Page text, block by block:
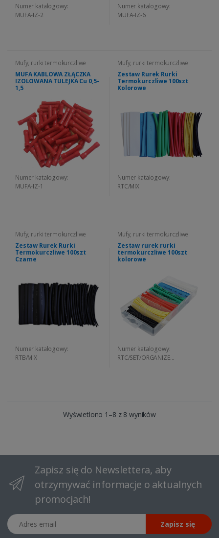
Numer katalogowy:
MUFA-IZ-2
Numer katalogowy:
MUFA-IZ-6
Mufy, rurki termokurczliwe
MUFA KABLOWA ZŁĄCZKA
IZOLOWANA TULEJKA Cu 0,5-
1,5
Numer katalogowy:
MUFA-IZ-1
Mufy, rurki termokurczliwe
Zestaw Rurek Rurki
Termokurczliwe 100szt
Kolorowe
Numer katalogowy:
RTC/MIX
Mufy, rurki termokurczliwe
Zestaw Rurek Rurki
Termokurczliwe 100szt
Czarne
Numer katalogowy:
RTB/MIX
Mufy, rurki termokurczliwe
Zestaw rurek rurki
termokurczliwe 100szt
kolorowe
Numer katalogowy:
RTC/SET/ORGANIZE...
Wyświetlono 1–8 z 8 wyników
Zapisz się do Newslettera, aby
otrzymywać informacje o aktualnych
promocjach!
Adres email
Zapisz się